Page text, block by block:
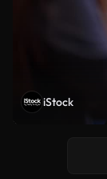
iStock